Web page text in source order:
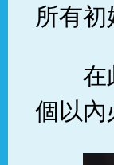
所有初
在
個以內